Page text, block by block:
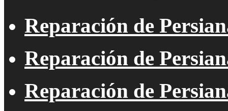
Reparación de
Reparación de
Reparación de